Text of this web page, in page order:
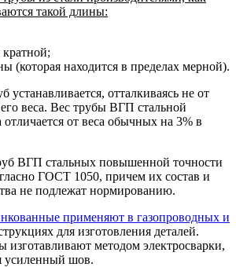
такой длины:
(которая находится в пределах мерной).
устанавливается, отталкиваясь не от
веса. Вес трубы ВГП стальной
от веса обычных на 3% в
ВГП стальных повышенной точности
ГОСТ 1050, причем их состав и
не подлежат нормированию.
применяют в газопроводных и
для изготовления деталей.
методом электросварки,
усиленный шов.